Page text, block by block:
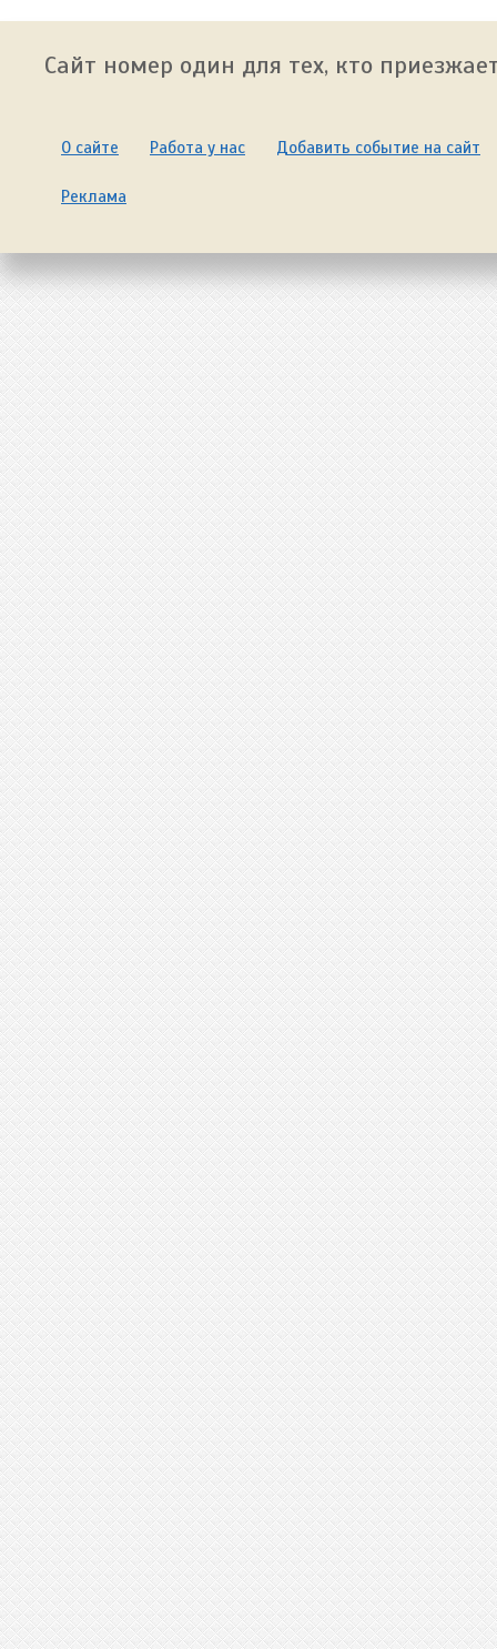
Сайт номер один для тех, кто
О сайте Работа у нас Добавить событие на сайт
Реклама